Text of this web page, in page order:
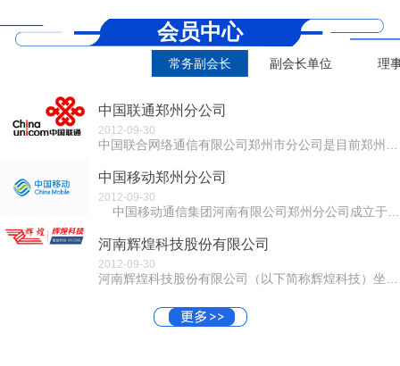
会员中心
常务副会长 副会长单位 理
中国联通郑州分公司
2012-09-30
中国移动郑州分公司
2012-09-30
河南辉煌科技股份有限公司
2012-09-30